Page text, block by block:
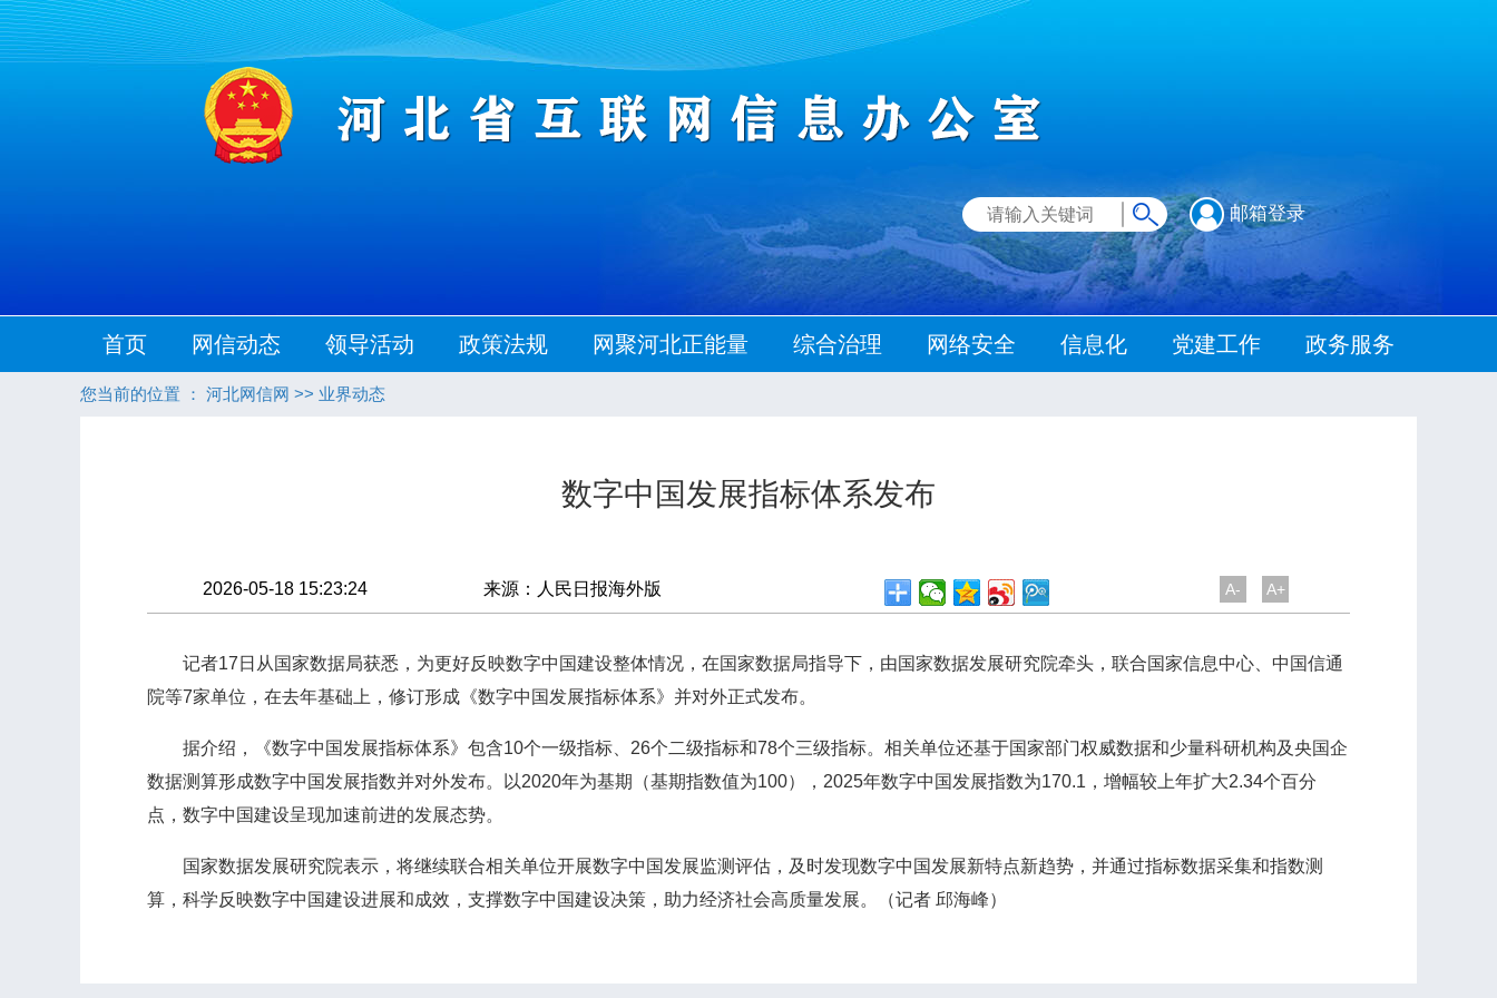
邮箱登录
首页 网信动态 领导活动 政策法规 网聚河北正能量 综合治理 网络安全 信息化 党建工作 政务服务
您当前的位置 ： 河北网信网 >> 业界动态
数字中国发展指标体系发布
2026-05-18 15:23:24 来源：人民日报海外版 A- A+
记者17日从国家数据局获悉，为更好反映数字中国建设整体情况，在国家数据局指导下，由国家数据发展研究院牵头，联合国家信息中心、中国信通
院等7家单位，在去年基础上，修订形成《数字中国发展指标体系》并对外正式发布。
据介绍，《数字中国发展指标体系》包含10个一级指标、26个二级指标和78个三级指标。相关单位还基于国家部门权威数据和少量科研机构及央国企
数据测算形成数字中国发展指数并对外发布。以2020年为基期（基期指数值为100），2025年数字中国发展指数为170.1，增幅较上年扩大2.34个百分
点，数字中国建设呈现加速前进的发展态势。
国家数据发展研究院表示，将继续联合相关单位开展数字中国发展监测评估，及时发现数字中国发展新特点新趋势，并通过指标数据采集和指数测
算，科学反映数字中国建设进展和成效，支撑数字中国建设决策，助力经济社会高质量发展。（记者 邱海峰）